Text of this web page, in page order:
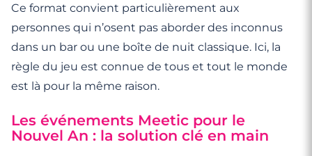
Ce format convient particulièrement aux
personnes qui n’osent pas aborder des inconnus
dans un bar ou une boîte de nuit classique. Ici, la
règle du jeu est connue de tous et tout le monde
est là pour la même raison.
Les événements Meetic pour le
Nouvel An : la solution clé en main